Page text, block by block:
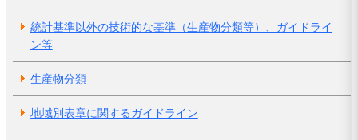
統計基準以外の技術的な基準（生産物分類等）、ガイドライ
ン等
生産物分類
地域別表章に関するガイドライン